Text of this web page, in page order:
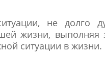
не долго
жизни, выполняя
ситуации в жизни.